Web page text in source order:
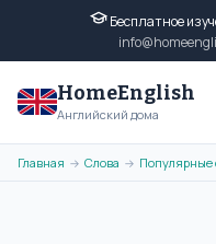
Бесплатное
HomeEnglish
Английский дома
Главная → Слова → Популярные